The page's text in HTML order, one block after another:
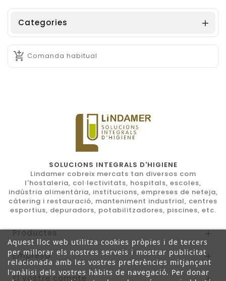
Categories 
 Comanda habitual
SOLUCIONS INTEGRALS D'HIGIENE
Lindamer cobreix mercats tan diversos com
l'hostaleria, col·lectivitats, hospitals, escoles,
indústria alimentària, institucions, empreses de neteja,
càtering i restauració, manteniment industrial, centres
esportius, depuradors, potabilitzadores, piscines, etc.
Productes
Empresa 
El vostre compte 
Aquest lloc web utilitza cookies pròpies i de tercers
per millorar els nostres serveis i mostrar publicitat
relacionada amb les vostres preferències mitjançant
l'anàlisi dels vostres hàbits de navegació. Per donar